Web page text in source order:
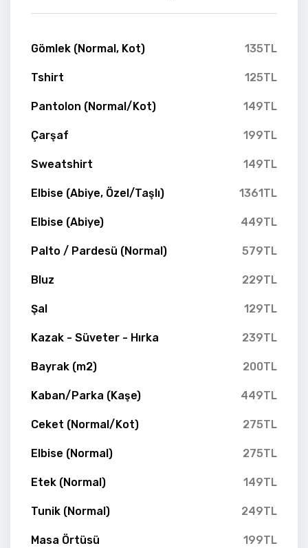
Gömlek (Normal, Kot) 135TL
Tshirt 125TL
Pantolon (Normal/Kot) 149TL
Çarşaf 199TL
Sweatshirt 149TL
Elbise (Abiye, Özel/Taşlı) 1361TL
Elbise (Abiye) 449TL
Palto / Pardesü (Normal) 579TL
Bluz 229TL
Şal 129TL
Kazak - Süveter - Hırka 239TL
Bayrak (m2) 200TL
Kaban/Parka (Kaşe) 449TL
Ceket (Normal/Kot) 275TL
Elbise (Normal) 275TL
Etek (Normal) 149TL
Tunik (Normal) 249TL
Masa Örtüsü 199TL